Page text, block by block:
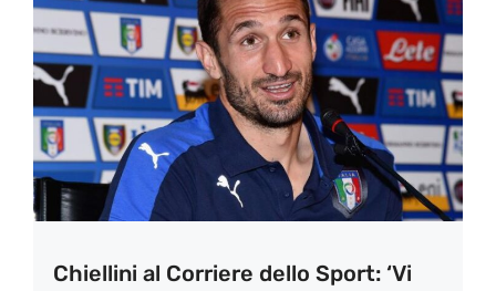
Chiellini al Corriere dello Sport: ‘Vi